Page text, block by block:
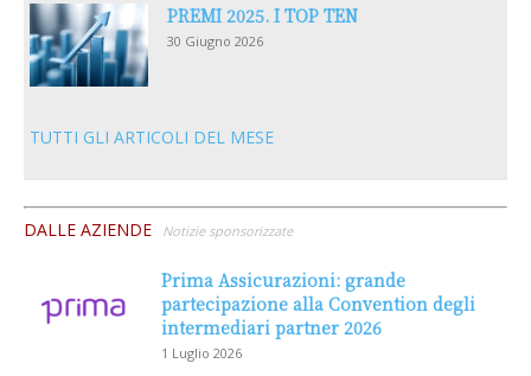
PREMI 2025. I TOP TEN
30 Giugno 2026
TUTTI GLI ARTICOLI DEL MESE
DALLE AZIENDE Notizie sponsorizzate
Prima Assicurazioni: grande
partecipazione alla Convention degli
intermediari partner 2026
1 Luglio 2026